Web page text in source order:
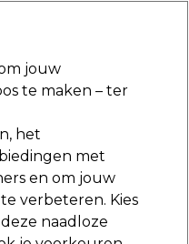
Aanmelden
t/m vrijdag
jouw
te maken – ter
het
met
en om jouw
verbeteren. Kies
deze naadloze